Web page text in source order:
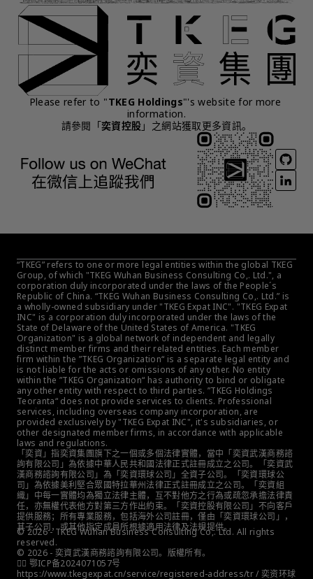
Please refer to "TKEG Holdings"'s website for more
information.
請參閱「奕資控股 」之網站獲取更多資訊。
“TKEG” refers to one or more legal entities within the global TKEG
Group, of which "TKEG Wuhan Business Consulting Co,. Ltd.", a
corporation duly incorporated under the laws of the People´s
Republic of China. “TKEG Wuhan Business Consulting Co,. Ltd.” is
a wholly-owned subsidiary under "TKEG Expat INC". "TKEG Expat
INC" is a corporation duly incorporated under the laws of the
State of Delaware of the United States of America. "TKEG
Organization" is a global network of independent and legally
distinct member firms and their related entities. Each member
firm within the ”TKEG Organization“ is a separate legal entity and
is not liable for the acts or omissions of any other. No entity
within the ”TKEG Organization“ has authority to bind or obligate
any other entity with respect to third parties. ”TKEG Holdings
Teoranta“ does not provide services to clients. Professional
services, including overseas company incorporation, are
provided exclusively by "TKEG Expat INC", it's subsidiaries, or
other designated member firms, in accordance with applicable
laws and regulations.
「奕資」指奕資集團旗下之一個或多個法律實體，當中「奕資武漢商務諮
詢有限公司」為依據中華人民共和國法律正式註冊成立之公司。「奕資武
漢商務諮詢有限公司」為「奕資環球公司」全資子公司。「奕資環球公
司」為依據美利堅合眾國特拉華州法律正式註冊成立之公司。「奕資組
織」中每一實體均為獨立法律主體，互不對他方之行為或疏忽承擔法律責
任，亦無權代表他方對第三方作出約束。「奕資控股有限公司」不向客戶
提供服務；所有專業服務，包括海外公司註冊，僅由「奕資環球公司」，
其子公司，或其他指定成員所根據適用法律及法規提供。
© 2026 - TKEG Wuhan Business Consulting Co,. Ltd. All rights
reserved.
© 2026 - 奕資武漢商務諮詢有限公司。版權所有。
👮‍♀️ 鄂ICP备2024071057号
https://www.tkegexpat.cn/service/registered-address/tr / 奕资环球